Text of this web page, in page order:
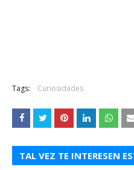
Tags: Curiosidades
TAL VEZ TE INTERESEN